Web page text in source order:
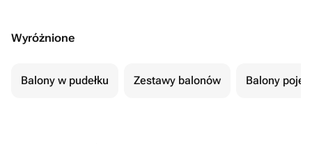
Wyróżnione
Balony w pudełku Zestawy balonów Balony